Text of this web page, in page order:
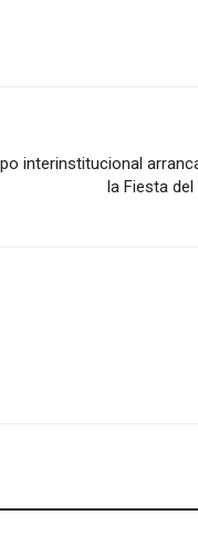
interinstitucional
la Fiesta del